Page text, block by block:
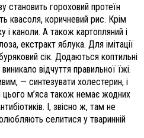
становить гороховий протеїн
квасоля, коричневий рис. Крім
і каноли. А також картопляний і
екстракт яблука. Для імітації
сік. Додаються коптильні
відчуття правильної їжі.
— синтезувати холестерин, і
м’яса також немає жодних
І, звісно ж, там не
селитися у тваринній